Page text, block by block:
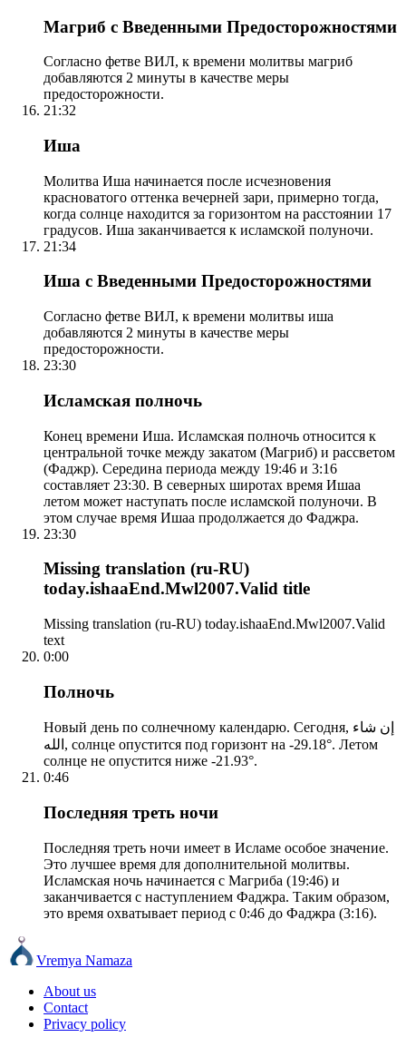
Магриб с Введенными Предосторожностями
Согласно фетве ВИЛ, к времени молитвы магриб
добавляются 2 минуты в качестве меры
предосторожности.
21:32
Иша
Молитва Иша начинается после исчезновения
красноватого оттенка вечерней зари, примерно тогда,
когда солнце находится за горизонтом на расстоянии 17
градусов. Иша заканчивается к исламской полуночи.
21:34
Иша с Введенными Предосторожностями
Согласно фетве ВИЛ, к времени молитвы иша
добавляются 2 минуты в качестве меры
предосторожности.
23:30
Исламская полночь
Конец времени Иша. Исламская полночь относится к
центральной точке между закатом (Магриб) и рассветом
(Фаджр). Середина периода между 19:46 и 3:16
составляет 23:30. В северных широтах время Ишаа
летом может наступать после исламской полуночи. В
этом случае время Ишаа продолжается до Фаджра.
23:30
Missing translation (ru-RU)
today.ishaaEnd.Mwl2007.Valid title
Missing translation (ru-RU) today.ishaaEnd.Mwl2007.Valid
text
0:00
Полночь
Новый день по солнечному календарю. Сегодня, إن شاء
الله, солнце опустится под горизонт на -29.18°. Летом
солнце не опустится ниже -21.93°.
0:46
Последняя треть ночи
Последняя треть ночи имеет в Исламе особое значение.
Это лучшее время для дополнительной молитвы.
Исламская ночь начинается с Магриба (19:46) и
заканчивается с наступлением Фаджра. Таким образом,
это время охватывает период с 0:46 до Фаджра (3:16).
Vremya Namaza
About us
Contact
Privacy policy